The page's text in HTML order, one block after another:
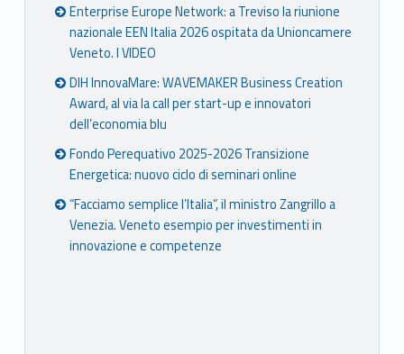
Enterprise Europe Network: a Treviso la riunione
nazionale EEN Italia 2026 ospitata da Unioncamere
Veneto. I VIDEO
DIH InnovaMare: WAVEMAKER Business Creation
Award, al via la call per start-up e innovatori
dell’economia blu
Fondo Perequativo 2025-2026 Transizione
Energetica: nuovo ciclo di seminari online
“Facciamo semplice l’Italia”, il ministro Zangrillo a
Venezia. Veneto esempio per investimenti in
innovazione e competenze